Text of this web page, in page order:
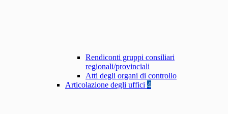
Rendiconti gruppi consiliari
regionali/provinciali
Atti degli organi di controllo
Articolazione degli uffici 4